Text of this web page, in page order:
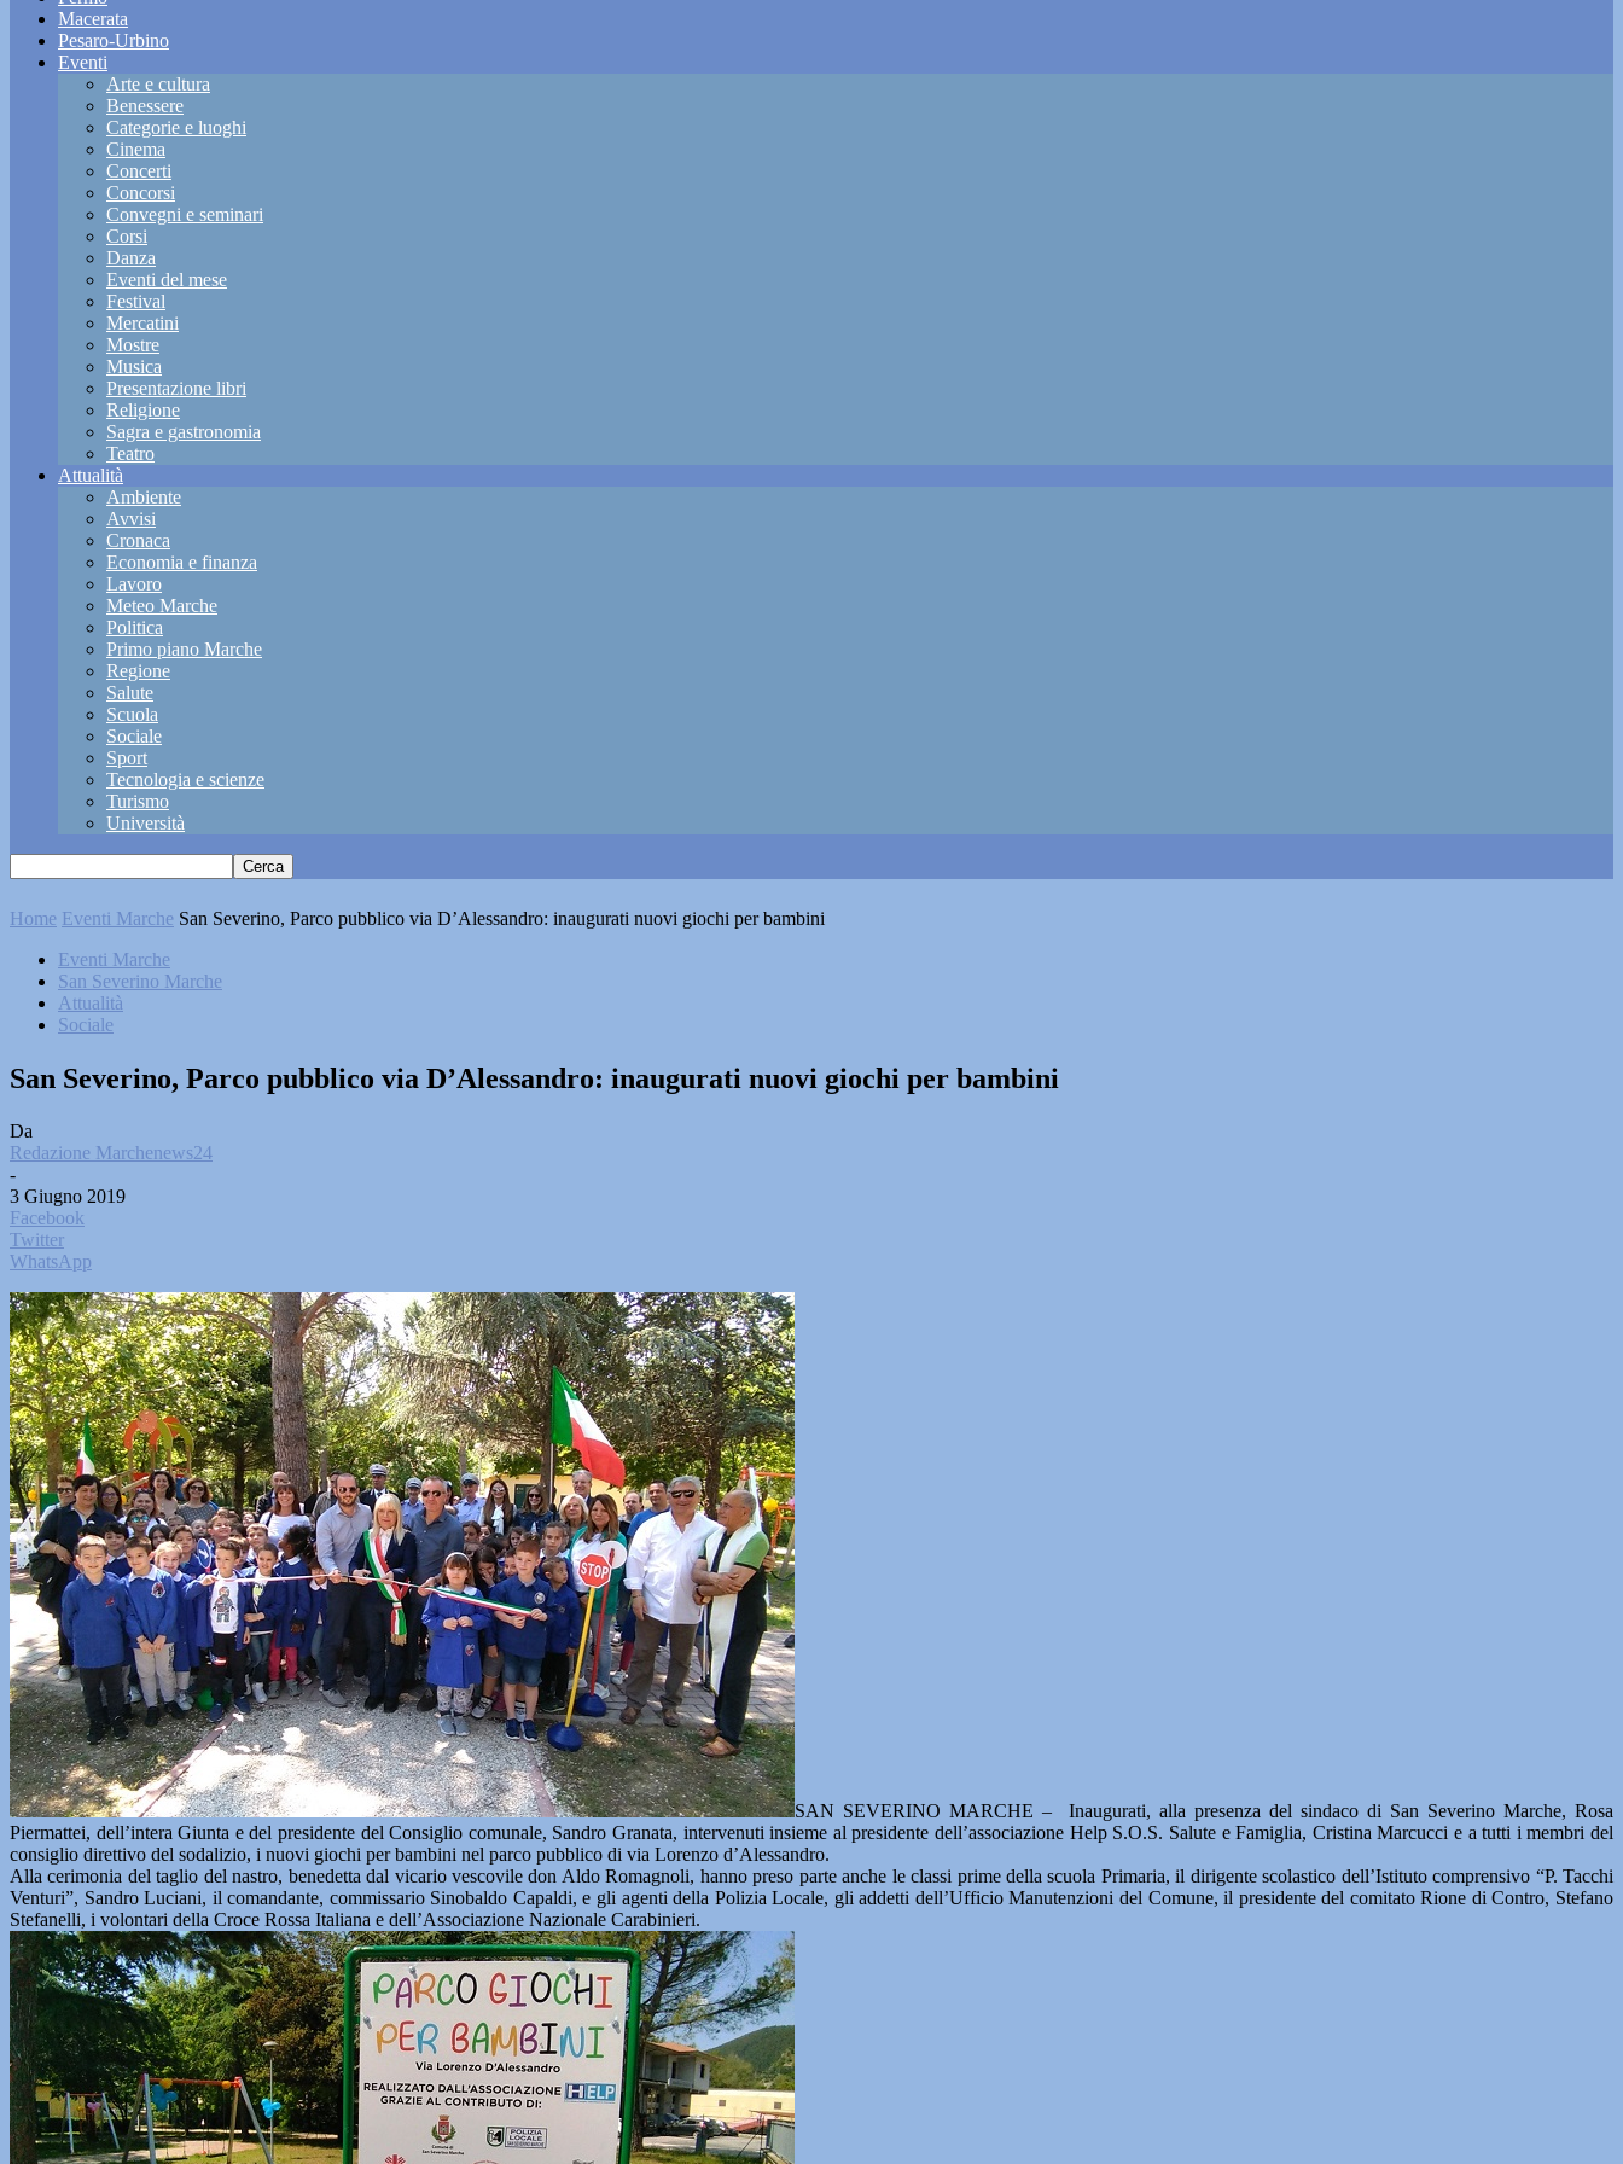
Macerata
Pesaro-Urbino
Eventi
Arte e cultura
Benessere
Categorie e luoghi
Cinema
Concerti
Concorsi
Convegni e seminari
Corsi
Danza
Eventi del mese
Festival
Mercatini
Mostre
Musica
Presentazione libri
Religione
Sagra e gastronomia
Teatro
Attualità
Ambiente
Avvisi
Cronaca
Economia e finanza
Lavoro
Meteo Marche
Politica
Primo piano Marche
Regione
Salute
Scuola
Sociale
Sport
Tecnologia e scienze
Turismo
Università
Home Eventi Marche San Severino, Parco pubblico via D’Alessandro: inaugurati nuovi giochi per bambini
Eventi Marche
San Severino Marche
Attualità
Sociale
San Severino, Parco pubblico via D’Alessandro: inaugurati nuovi giochi per bambini
Da
Redazione Marchenews24
-
3 Giugno 2019
Facebook
Twitter
WhatsApp
SAN SEVERINO MARCHE – Inaugurati, alla presenza del sindaco di San Severino Marche, Rosa
Piermattei, dell’intera Giunta e del presidente del Consiglio comunale, Sandro Granata, intervenuti insieme al presidente dell’associazione Help S.O.S. Salute e Famiglia, Cristina Marcucci e a tutti i membri del
consiglio direttivo del sodalizio, i nuovi giochi per bambini nel parco pubblico di via Lorenzo d’Alessandro.
Alla cerimonia del taglio del nastro, benedetta dal vicario vescovile don Aldo Romagnoli, hanno preso parte anche le classi prime della scuola Primaria, il dirigente scolastico dell’Istituto comprensivo “P. Tacchi
Venturi”, Sandro Luciani, il comandante, commissario Sinobaldo Capaldi, e gli agenti della Polizia Locale, gli addetti dell’Ufficio Manutenzioni del Comune, il presidente del comitato Rione di Contro, Stefano
Stefanelli, i volontari della Croce Rossa Italiana e dell’Associazione Nazionale Carabinieri.